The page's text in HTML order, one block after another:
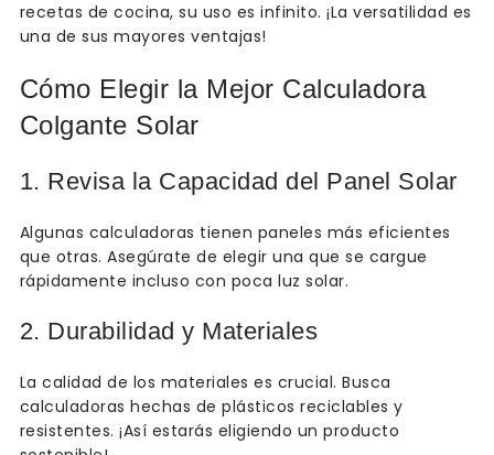
recetas de cocina, su uso es infinito. ¡La versatilidad es
una de sus mayores ventajas!
Cómo Elegir la Mejor Calculadora
Colgante Solar
1. Revisa la Capacidad del Panel Solar
Algunas calculadoras tienen paneles más eficientes
que otras. Asegúrate de elegir una que se cargue
rápidamente incluso con poca luz solar.
2. Durabilidad y Materiales
La calidad de los materiales es crucial. Busca
calculadoras hechas de plásticos reciclables y
resistentes. ¡Así estarás eligiendo un producto